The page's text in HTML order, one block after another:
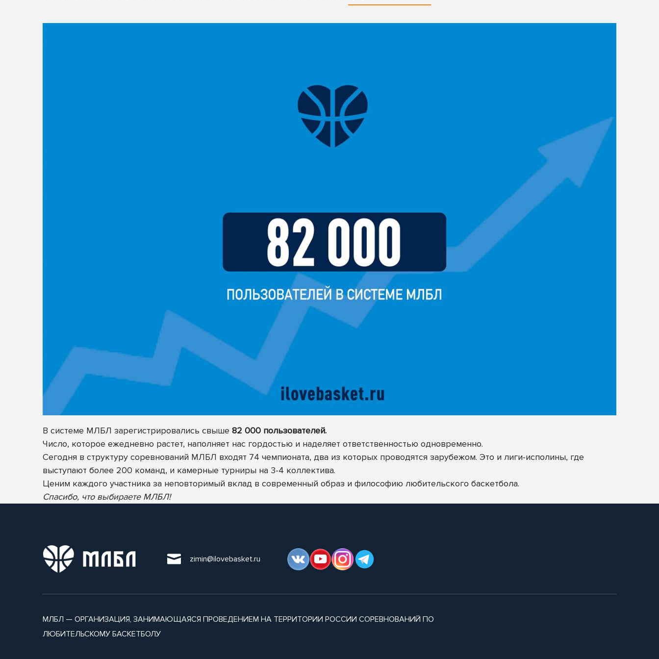
В системе МЛБЛ зарегистрировались свыше 82 000 пользователей.
Число, которое ежедневно растет, наполняет нас гордостью и наделяет ответственностью одновременно.
Сегодня в структуру соревнований МЛБЛ входят 74 чемпионата, два из которых проводятся зарубежом. Это и лиги-исполины, где
выступают более 200 команд, и камерные турниры на 3-4 коллектива.
Ценим каждого участника за неповторимый вклад в современный образ и философию любительского баскетбола.
Спасибо, что выбираете МЛБЛ!
zimin@ilovebasket.ru
МЛБЛ — ОРГАНИЗАЦИЯ, ЗАНИМАЮЩАЯСЯ ПРОВЕДЕНИЕМ НА ТЕРРИТОРИИ РОССИИ СОРЕВНОВАНИЙ ПО
ЛЮБИТЕЛЬСКОМУ БАСКЕТБОЛУ